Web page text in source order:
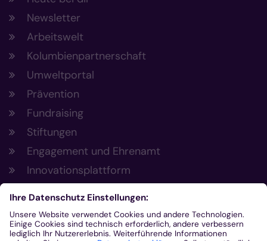
Newsletter
Arbeitswelt
Kolumbienpartnerschaft
Umweltportal
Prävention
Fundraising
Stiftungen
Engagement und Ehrenamt
Innovationsplattform
Aus der Plattform
Nachrichten